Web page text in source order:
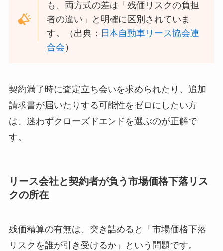
も、両方式の差は「残価リスクの負担
者の違い」と明確に区別されていま
す。（出典： 日本自動車リース協会連
合会 ）
契約満了時に査定立ち会いを求められたり、追加
請求書が届いたりする可能性をゼロにしたい方
は、迷わずクローズドエンドを選ぶのが正解で
す。
リース会社と契約者が負う市場価格下落リス
クの所在
残価精算の有無は、突き詰めると「市場価格下落
リスクを誰が引き受けるか」という問題です。